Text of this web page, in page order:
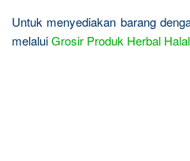
Untuk menyediakan barang
melaluiGrosir Produk Herbal